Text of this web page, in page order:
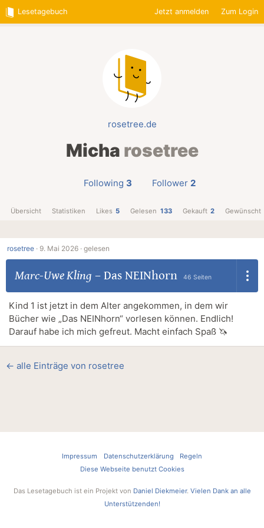
Lesetagebuch Jetzt anmelden Zum Login
rosetree.de
Micha rosetree
Following 3 Follower 2
Übersicht Statistiken Likes 5 Gelesen 133 Gekauft 2 Gewünscht
rosetree · 9. Mai 2026 · gelesen
Marc-Uwe Kling – Das NEINhorn 46 Seiten
Kind 1 ist jetzt in dem Alter angekommen, in dem wir
Bücher wie „Das NEINhorn“ vorlesen können. Endlich!
Darauf habe ich mich gefreut. Macht einfach Spaß 🦄
← alle Einträge von rosetree
Impressum Datenschutzerklärung
Regeln
Diese Webseite benutzt Cookies
Das Lesetagebuch ist ein Projekt von Daniel Diekmeier. Vielen Dank an alle
Unterstützenden!